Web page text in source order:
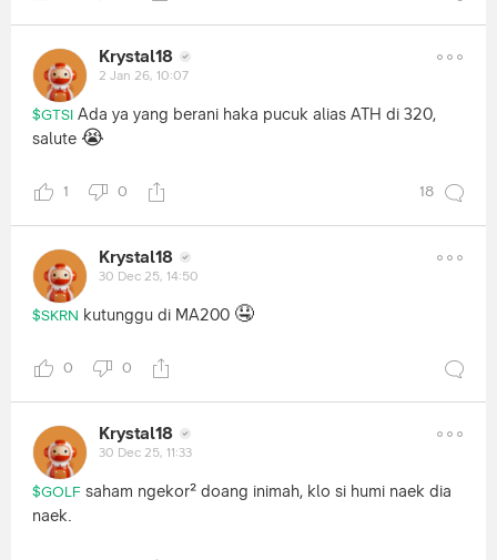
Krystal18
2 Jan 26, 10:07
$GTSI Ada ya yang berani haka pucuk alias ATH di 320,
salute 😭
1 0 18
Krystal18
30 Dec 25, 14:50
$SKRN kutunggu di MA200 🤤
0 0
Krystal18
30 Dec 25, 11:33
$GOLF saham ngekor² doang inimah, klo si humi naek dia
naek.